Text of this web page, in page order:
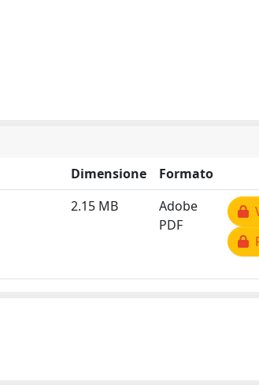
Dimensione
Formato
2.15 MB
Adobe
PDF